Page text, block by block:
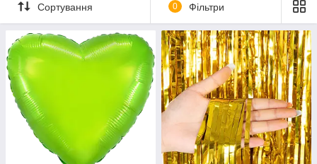
Сортування 0 Фільтри